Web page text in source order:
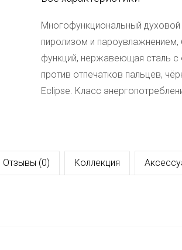
Многофункциональный
пиролизом и пароувлажнением,
функций, нержавеющая сталь с
против отпечатков пальцев,
Eclipse. Класс
Отзывы (0) Коллекция